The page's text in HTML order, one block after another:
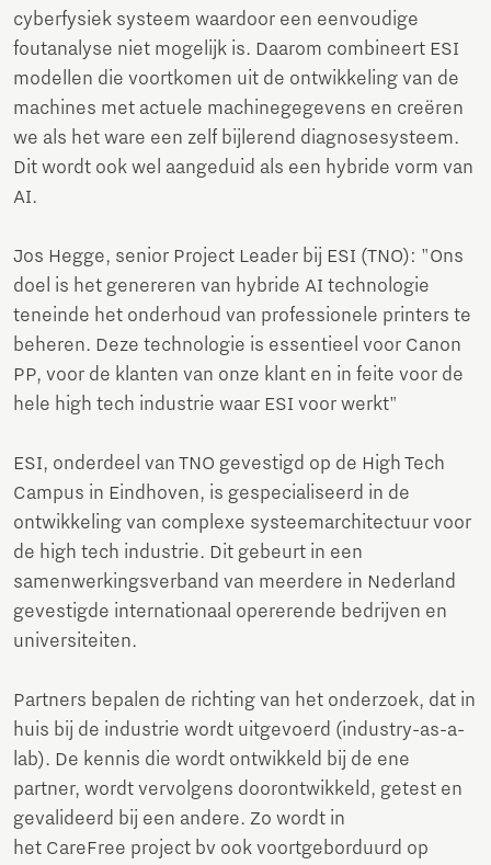
cyberfysiek systeem waardoor een eenvoudige
foutanalyse niet mogelijk is. Daarom combineert ESI
modellen die voortkomen uit de ontwikkeling van de
machines met actuele machinegegevens en creëren
we als het ware een zelf bijlerend diagnosesysteem.
Dit wordt ook wel aangeduid als een hybride vorm van
AI.
Jos Hegge, senior Project Leader bij ESI (TNO): "Ons
doel is het genereren van hybride AI technologie
teneinde het onderhoud van professionele printers te
beheren. Deze technologie is essentieel voor Canon
PP, voor de klanten van onze klant en in feite voor de
hele high tech industrie waar ESI voor werkt"
ESI, onderdeel van TNO gevestigd op de High Tech
Campus in Eindhoven, is gespecialiseerd in de
ontwikkeling van complexe systeemarchitectuur voor
de high tech industrie. Dit gebeurt in een
samenwerkingsverband van meerdere in Nederland
gevestigde internationaal opererende bedrijven en
universiteiten.
Partners bepalen de richting van het onderzoek, dat in
huis bij de industrie wordt uitgevoerd (industry-as-a-
lab). De kennis die wordt ontwikkeld bij de ene
partner, wordt vervolgens doorontwikkeld, getest en
gevalideerd bij een andere. Zo wordt in
het CareFree project bv ook voortgeborduurd op